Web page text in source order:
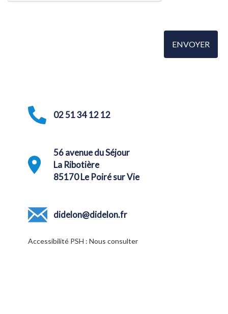
02 51 34 12 12
56 avenue du Séjour
La Ribotière
85170 Le Poiré sur Vie
didelon@didelon.fr
Accessibilité PSH : Nous consulter